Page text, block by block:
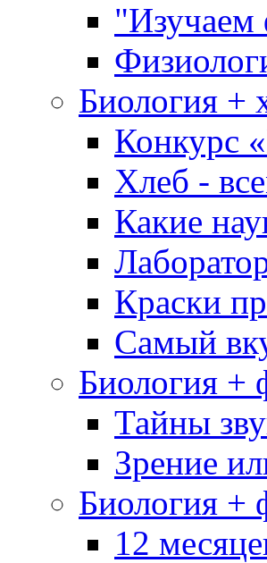
"Изучаем
Биология +
Конкурс
Хлеб -
Какие
Краски
Самый
Биология +
Тайны
Зрение
Биология +
12